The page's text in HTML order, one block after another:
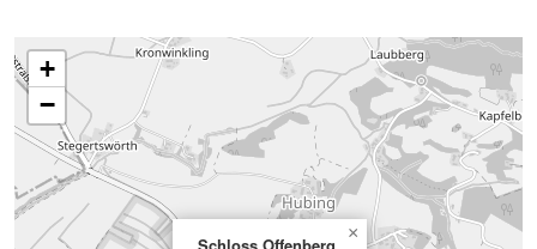
×
+
−